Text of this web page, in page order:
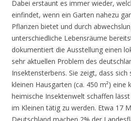
Dabei erstaunt es immer wieder,
einfindet, wenn ein Garten nahezu
Pflanzen bietet und durch
unterschiedliche Lebensräume
dokumentiert die Ausstellung einen
sehr aktuellen Problem des
Insektensterbens. Sie zeigt, dass
kleinen Hausgarten (ca. 450 m²) eine
heimische Insektenwelt schaffen
im Kleinen tätig zu werden. Etwa 17
Deutschland machen 2% der